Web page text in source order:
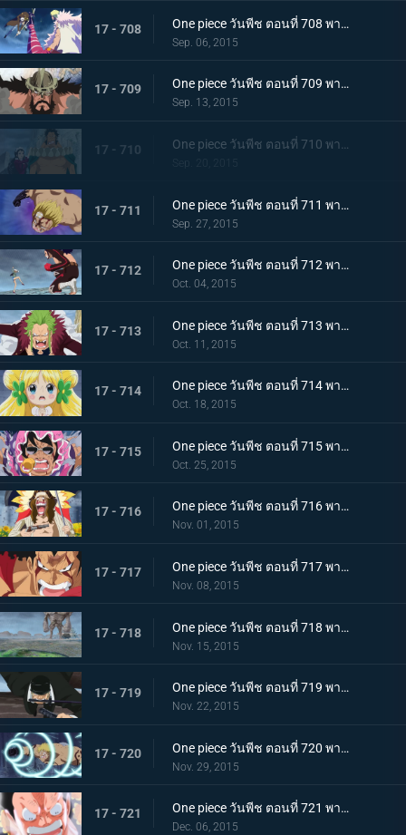
17 - 708 One piece วันพีช ตอนที่ 708 พากย์ไทย การต่อสู้ที่ดุเดือด!!! ลอว์ ปะทะ โดฟลามิงโก้!
Sep. 06, 2015
17 - 709 One piece วันพีช ตอนที่ 709 พากย์ไทย ศึกตัดสินของผู้บริหาร ไฮรูดินผู้มีความภาคภูมิสูงส่ง!
Sep. 13, 2015
17 - 710
Sep. 20, 2015
17 - 711 One piece วันพีช ตอนที่ 711 พากย์ไทย ทิฐิลูกผู้ชาย! การโจมตีสุดท้ายของเบลลามี่!
Sep. 27, 2015
17 - 712 One piece วันพีช ตอนที่ 712 พากย์ไทย พายุโหมกระหน่ำ! ฮาคุบะ ปะทะ เดลลิงเจอร์!
Oct. 04, 2015
17 - 713 One piece วันพีช ตอนที่ 713 พากย์ไทย บาริ บาริ! หมัดเทพเจ้าสำแดงเดช!
Oct. 11, 2015
17 - 714 One piece วันพีช ตอนที่ 714 พากย์ไทย ต้องช่วยเจ้าหญิงแห่งการรักษามันเชอร์รี่ให้ได้!
Oct. 18, 2015
17 - 715 One piece วันพีช ตอนที่ 715 พากย์ไทย การดวลของลูกผู้ชาย! บทเพลงอาลัยรักของซินญอร์!
Oct. 25, 2015
17 - 716 One piece วันพีช ตอนที่ 716 พากย์ไทย ละอองดาวมรณะ! การโจมตีที่โหมกระหน่ำของไดอาเมนเต้!
Nov. 01, 2015
17 - 717 One piece วันพีช ตอนที่ 717 พากย์ไทย เทียโนบาสทาโด้! เคียรอสดาบสายฟ้าพิโรธ!
Nov. 08, 2015
17 - 718 One piece วันพีช ตอนที่ 718 พากย์ไทย ทะยานข้ามฟาก! แผนร้ายที่แยบยลของมนุษย์หินยักษ์พีก้า!
Nov. 15, 2015
17 - 719 One piece วันพีช ตอนที่ 719 พากย์ไทย พิฆาตกลางเวหา! โซโลระเบิดสุดยอดท่าไม้ตายลับใหม่!
Nov. 22, 2015
17 - 720 One piece วันพีช ตอนที่ 720 พากย์ไทย ลาก่อนนะเบลลามี่! หมัดแห่งการจากลา!
Nov. 29, 2015
17 - 721 One piece วันพีช ตอนที่ 721 พากย์ไทย ลอว์ดับศูนย์!! ลูฟี่โจมตีอย่างบ้าคลั่ง!
Dec. 06, 2015